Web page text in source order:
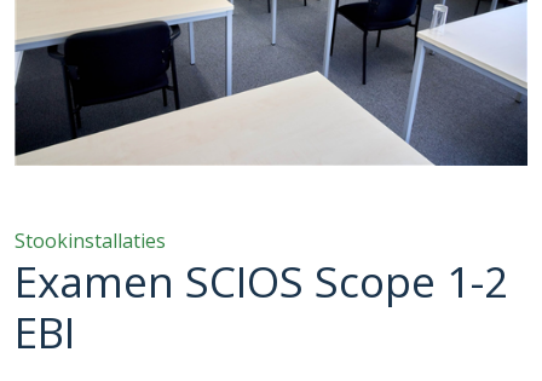
Stookinstallaties
Examen SCIOS Scope 1-2
EBI